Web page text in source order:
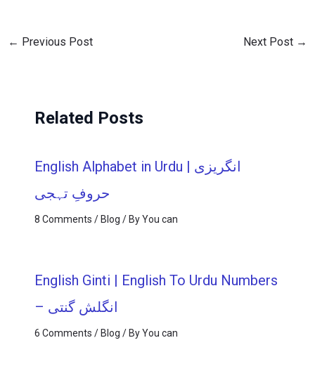
← Previous Post Next Post →
Related Posts
English Alphabet in Urdu | انگریزی
حروفِ تہجی
8 Comments / Blog / ByYou can
English Ginti | English To Urdu Numbers
– انگلش گنتی
6 Comments / Blog / ByYou can